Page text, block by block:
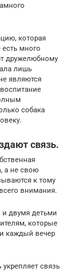
которая
много
дружелюбному
лишь
являются
собака
связь.
а не свою
к тому
внимания.
и двумя детьми
которые
каждый вечер
связь